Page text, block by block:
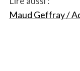
Maud Geffray /